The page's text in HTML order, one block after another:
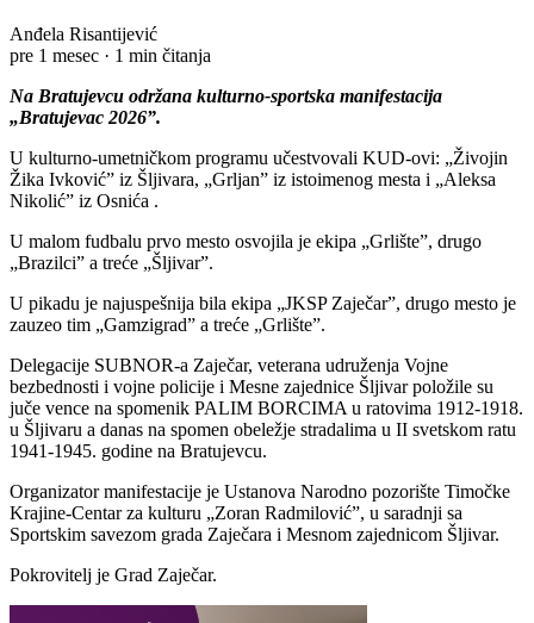
Anđela Risantijević
pre 1 mesec · 1 min čitanja
Na Bratujevcu održana kulturno-sportska manifestacija
„Bratujevac 2026”.
U kulturno-umetničkom programu učestvovali KUD-ovi: „Živojin
Žika Ivković” iz Šljivara, „Grljan” iz istoimenog mesta i „Aleksa
Nikolićˮ iz Osnića .
U malom fudbalu prvo mesto osvojila je ekipa „Grlište”, drugo
„Brazilci” a treće „Šljivar”.
U pikadu je najuspešnija bila ekipa „JKSP Zaječar”, drugo mesto je
zauzeo tim „Gamzigrad” a treće „Grlište”.
Delegacije SUBNOR-а Zaječar, veteranа udruženja Vojne
bezbednosti i vojne policije i Mesne zajednice Šljivar položile su
juče vence na spomenik PALIM BORCIMA u ratovima 1912-1918.
u Šljivaru a danas na spomen obeležje stradalima u II svetskom ratu
1941-1945. godine na Bratujevcu.
Organizator manifestacije je Ustanova Narodno pozorište Timočke
Krajine-Centar za kulturu „Zoran Radmilović”, u saradnji sa
Sportskim savezom grada Zaječara i Mesnom zajednicom Šljivar.
Pokrovitelj je Grad Zaječar.